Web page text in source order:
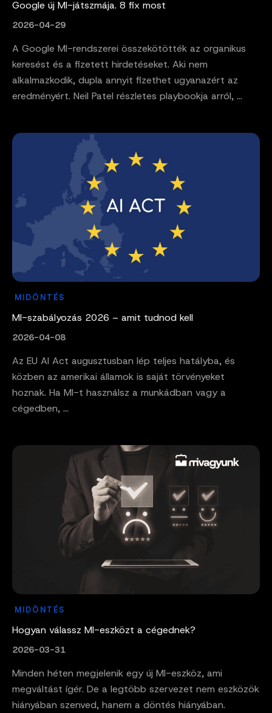
Google új MI-játszmája. 8 fix most
2026-04-29
A Google MI-rendszerei összekötötték az organikus
keresést és a fizetett hirdetéseket. Aki nem
alkalmazkodik, dupla annyit fizethet ugyanazért az
eredményért. Neil Patel részletes playbookja arról, ...
MIDÖNTÉS
MI-szabályozás 2026 – amit tudnod kell
2026-04-08
Az EU AI Act augusztusban lép teljes hatályba, és
közben az amerikai államok is saját törvényeket
hoznak. Ha MI-t használsz a munkádban vagy a
cégedben, ...
MIDÖNTÉS
Hogyan válassz MI-eszközt a cégednek?
2026-03-31
Minden héten megjelenik egy új MI-eszköz, ami
megváltást ígér. De a legtöbb szervezet nem eszközök
hiányában szenved, hanem a döntés hiányában.